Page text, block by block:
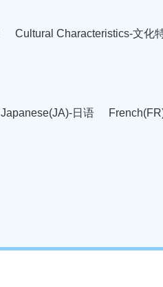
Cultural Characteristics-文化
Japanese(JA)-日语